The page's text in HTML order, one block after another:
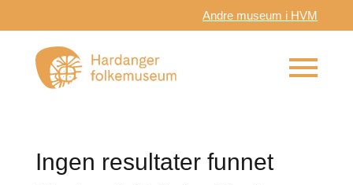
Andre museum i HVM
Ingen resultater funnet